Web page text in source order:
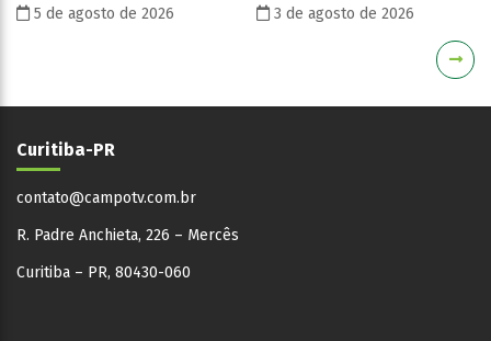
5 de agosto de 2026 3 de agosto de 2026
Curitiba-PR
contato@campotv.com.br
R. Padre Anchieta, 226 – Mercês
Curitiba – PR, 80430-060